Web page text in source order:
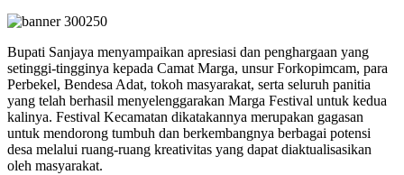
Bupati Sanjaya menyampaikan apresiasi dan penghargaan yang
setinggi-tingginya kepada Camat Marga, unsur Forkopimcam, para
Perbekel, Bendesa Adat, tokoh masyarakat, serta seluruh panitia
yang telah berhasil menyelenggarakan Marga Festival untuk kedua
kalinya. Festival Kecamatan dikatakannya merupakan gagasan
untuk mendorong tumbuh dan berkembangnya berbagai potensi
desa melalui ruang-ruang kreativitas yang dapat diaktualisasikan
oleh masyarakat.